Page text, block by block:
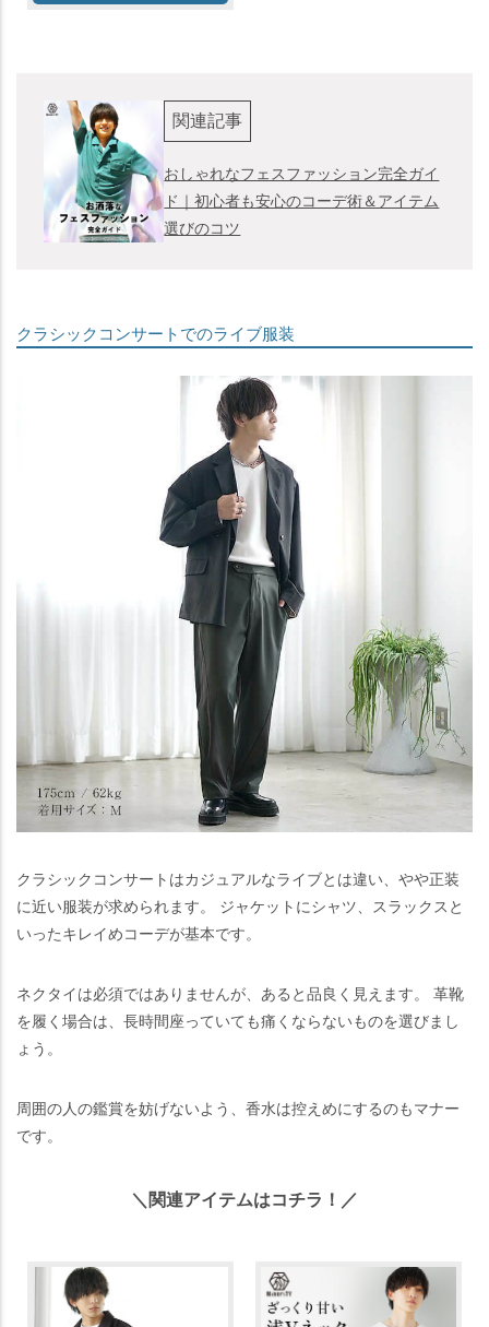
関連記事
おしゃれなフェスファッション完全ガイ
ド｜初心者も安心のコーデ術＆アイテム
選びのコツ
クラシックコンサートでのライブ服装
クラシックコンサートはカジュアルなライブとは違い、やや正装
に近い服装が求められます。 ジャケットにシャツ、スラックスと
いったキレイめコーデが基本です。
ネクタイは必須ではありませんが、あると品良く見えます。 革靴
を履く場合は、長時間座っていても痛くならないものを選びまし
ょう。
周囲の人の鑑賞を妨げないよう、香水は控えめにするのもマナー
です。
＼関連アイテムはコチラ！／